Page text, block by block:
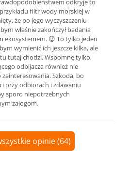
odkryje to
filtr wody morskiej w
że po jego wyczyszczeniu
właśnie zakończył badania
ekosystemem. 😉 To tylko jeden
wymienić ich jeszcze kilka, ale
tutaj chodzi. Wspomnę tylko,
odbijacza również nie
zainteresowania. Szkoda, bo
przy odbiorach i zdawaniu
sporo niepotrzebnych
załogom.
opinie (64)